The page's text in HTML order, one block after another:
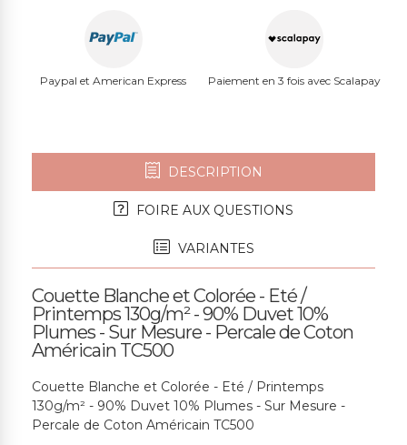
Paypal et American Express Paiement en 3 fois avec Scalapay
DESCRIPTION
FOIRE AUX QUESTIONS
VARIANTES
Couette Blanche et Colorée - Eté /
Printemps 130g/m² - 90% Duvet 10%
Plumes - Sur Mesure - Percale de Coton
Américain TC500
Couette Blanche et Colorée - Eté / Printemps
130g/m² - 90% Duvet 10% Plumes - Sur Mesure -
Percale de Coton Américain TC500